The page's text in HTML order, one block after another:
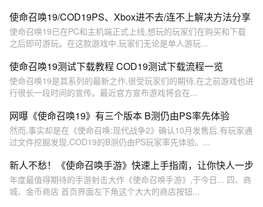
使命召唤19/COD19PS、Xbox进不去/连不上解决方法分享
使命召唤19已在PC和主机端正式上线,想玩的玩家们在购买和下载
之后即可游玩。在这款游戏中,玩家们无论是单人游玩...
使命召唤19测试下载教程 COD19测试下载流程一览
使命召唤19是其系列的最新之作,很受玩家们的期待,在之前游戏也进
行很长一段时间的宣传。最近官方宣布游戏将会在...
网曝《使命召唤19》有三个版本 B测仍由PS率先体验
然而,事实却是在《使命召唤:现代战争2》确认10月发售后,有玩家通
过文件挖掘发现,COD19的B测仍由PS玩家率先体验。...
新人不愁！《使命召唤手游》快速上手指南，让你快人一步
年度最值得期待的手游射击大作《使命召唤手游》,于今日... 四、商
城、金币商店 首页界面左下角这个大大的商店按钮...